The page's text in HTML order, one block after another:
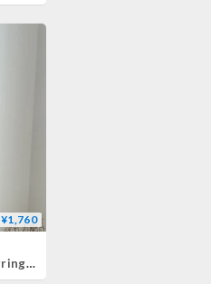
¥1,760
Fil. / Drop metal earrings(即納)2color